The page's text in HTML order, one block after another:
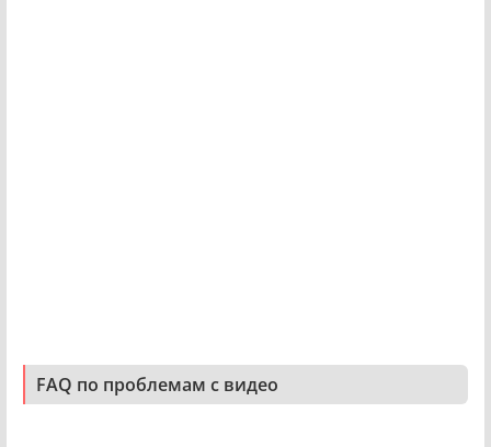
FAQ по проблемам с видео